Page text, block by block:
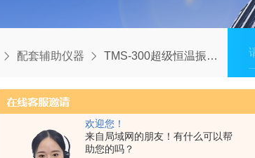
欢迎您！
来自局域网的朋友！有什么可以帮
助您的吗？
配套辅助仪器 TMS-300超级恒温振荡混匀仪